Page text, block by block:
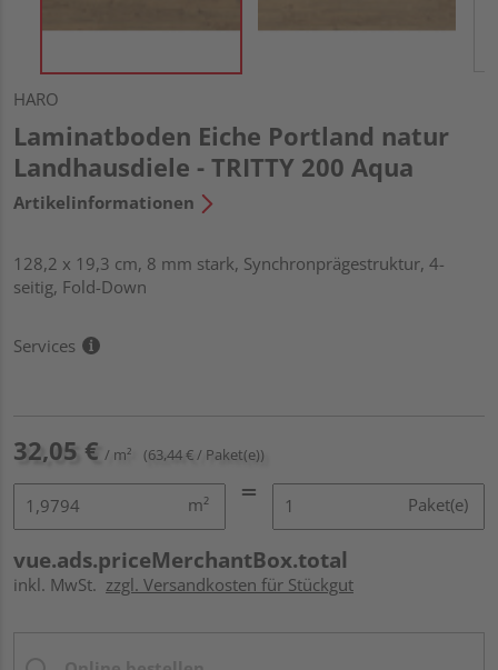
HARO
Laminatboden Eiche Portland natur
Landhausdiele - TRITTY 200 Aqua
Artikelinformationen
128,2 x 19,3 cm, 8 mm stark, Synchronprägestruktur, 4-
seitig, Fold-Down
Services
32,05 € / m² (63,44 € / Paket(e))
m² Paket(e)
vue.ads.priceMerchantBox.total
inkl. MwSt. zzgl. Versandkosten für Stückgut